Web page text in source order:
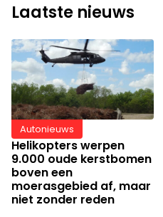
Laatste nieuws
Autonieuws
Helikopters werpen
9.000 oude kerstbomen
boven een
moerasgebied af, maar
niet zonder reden